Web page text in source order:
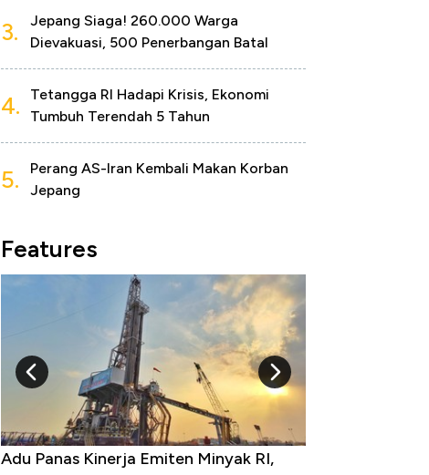
3.
Jepang Siaga! 260.000 Warga
Dievakuasi, 500 Penerbangan Batal
4.
Tetangga RI Hadapi Krisis, Ekonomi
Tumbuh Terendah 5 Tahun
5.
Perang AS-Iran Kembali Makan Korban
Jepang
Features
10 Provinsi dengan Tingkat